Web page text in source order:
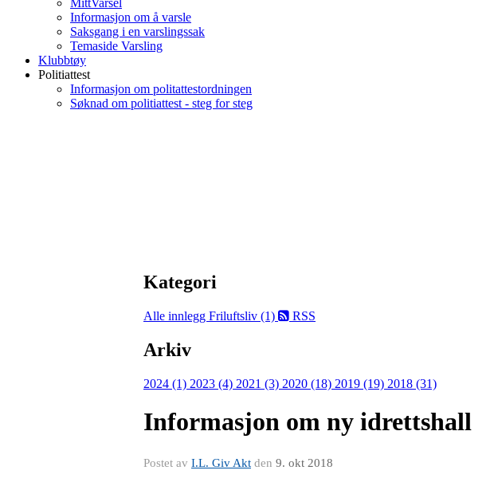
MittVarsel
Informasjon om å varsle
Saksgang i en varslingssak
Temaside Varsling
Klubbtøy
Politiattest
Informasjon om politattestordningen
Søknad om politiattest - steg for steg
Kategori
Alle innlegg Friluftsliv (1) RSS
Arkiv
2024 (1) 2023 (4) 2021 (3) 2020 (18) 2019 (19) 2018 (31)
Informasjon om ny idrettshall
Postet av I.L. Giv Akt den 9. okt 2018